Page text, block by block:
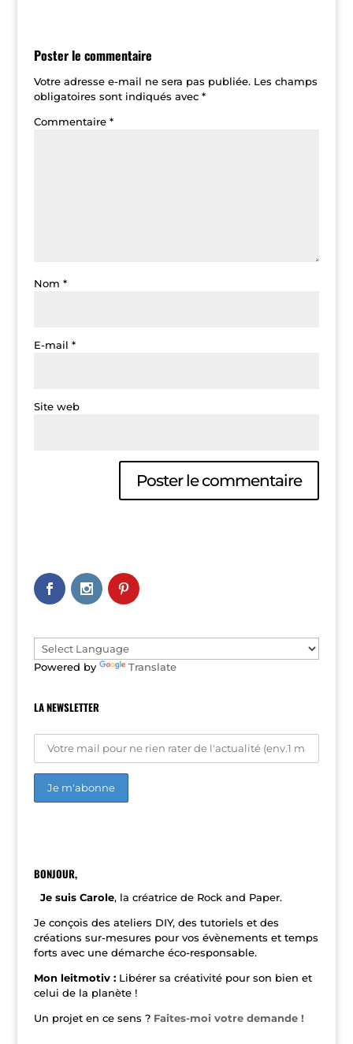
Poster le commentaire
Votre adresse e-mail ne sera pas publiée. Les champs
obligatoires sont indiqués avec *
Commentaire *
Nom *
E-mail *
Site web
n
a
v
e
:Powered by Translate
LA NEWSLETTER
n
v
e
:
BONJOUR,
Je suis Carole, la créatrice de Rock and Paper.
Je conçois des ateliers DIY, des tutoriels et des
créations sur-mesures pour vos évènements et temps
forts avec une démarche éco-responsable.
Mon leitmotiv : Libérer sa créativité pour son bien et
celui de la planète !
Un projet en ce sens ? Faites-moi votre demande !